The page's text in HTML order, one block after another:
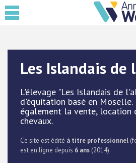
Les Islandais de
L'élevage "Les Islandais de
d'équitation basé en Moselle.
également la vente, location
chevaux.
Ce site est édité à titre professionnel
est en ligne depuis 6 ans (2014).